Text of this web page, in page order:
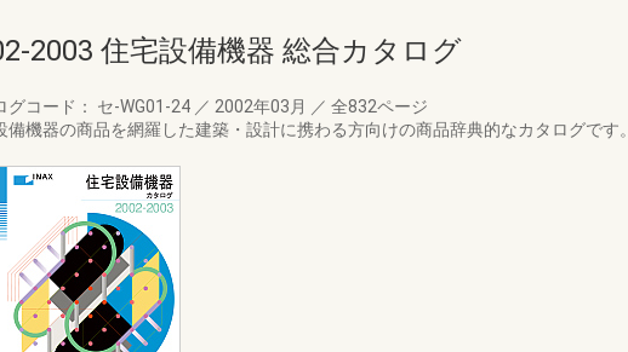
2003 住宅設備機器 総合カタログ
グコード： セ-WG01-24 ／ 2002年03月 ／ 全832ページ
備機器の商品を網羅した建築・設計に携わる方向けの商品辞典的なカタログです。